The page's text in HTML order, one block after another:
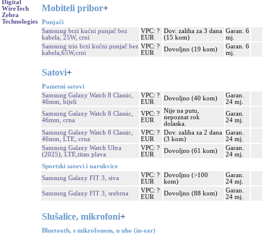
Digital
WireTech
Zebra
Technologies
Mobiteli pribor+
Punjači
Samsung brzi kućni punjač bez
kabela, 25W, crni
VPC: ?
EUR
Dov. zaliha za 3 dana
(15 kom)
Garan. 6
mj.
Samsung trio brzi kućni punjač bez
kabela,65W,crni
VPC: ?
EUR
Dovoljno (19 kom)
Garan. 6
mj.
Satovi+
Pametni satovi
Samsung Galaxy Watch 8 Classic,
46mm, bijeli
VPC: ?
EUR
Dovoljno (40 kom)
Garan.
24 mj.
Samsung Galaxy Watch 8 Classic,
46mm, crna
VPC: ?
EUR
Nije na putu,
nepoznat rok
dolaska.
Garan.
24 mj.
Samsung Galaxy Watch 8 Classic,
46mm, LTE, crna
VPC: ?
EUR
Dov. zaliha za 2 dana
(3 kom)
Garan.
24 mj.
Samsung Galaxy Watch Ultra
(2025), LTE,titan plava
VPC: ?
EUR
Dovoljno (61 kom)
Garan.
24 mj.
Sportski satovi i narukvice
Samsung Galaxy FIT 3, siva
VPC: ?
EUR
Dovoljno (>100
kom)
Garan.
24 mj.
Samsung Galaxy FIT 3, srebrna
VPC: ?
EUR
Dovoljno (88 kom)
Garan.
24 mj.
Slušalice, mikrofoni+
Bluetooth, s mikrofonom, u uho (in-ear)